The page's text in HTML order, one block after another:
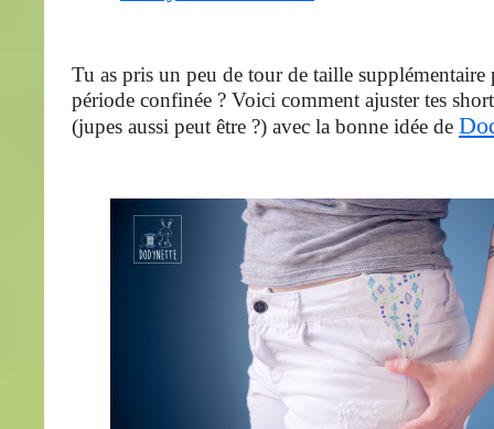
Tu as pris un peu de tour de taille supplémentaire
période confinée ? Voici comment ajuster tes
(jupes aussi peut être ?) avec la bonne idée de